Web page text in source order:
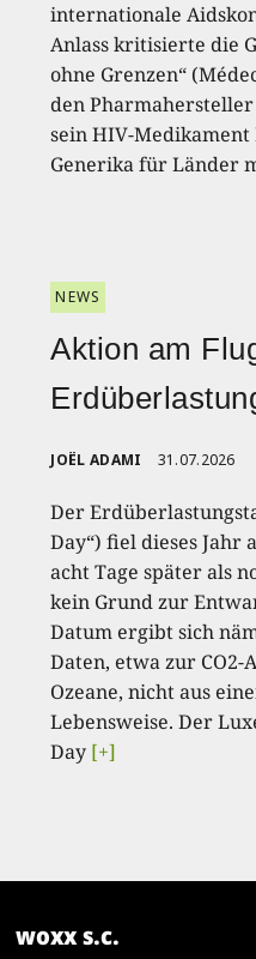
internationale
Anlass kritisierte die
ohne Grenzen“
den
sein HIV-
Generika für Länder
NEWS
Aktion am
JOËL ADAMI 31.07.2026
Der
Day“) fiel dieses Jahr
acht Tage später als
kein Grund zur
Datum ergibt sich
Daten, etwa zur
Ozeane, nicht aus
Lebensweise. Der
Day [+]
woxx s.c.